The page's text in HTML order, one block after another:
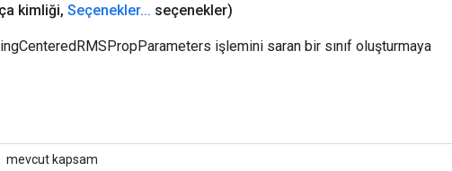
kimliği, Seçenekler... seçenekler)
işlemini saran bir sınıf oluşturmaya
mevcut kapsam